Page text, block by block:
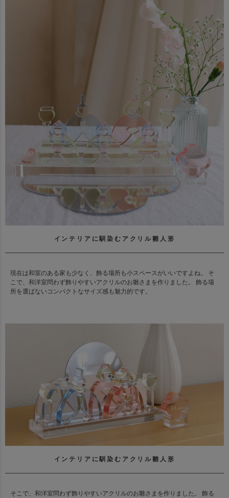
インテリアに馴染むアクリル雛人形
現在は和室のある家も少なく、飾る場所も小スペースがいいですよね。 そ
こで、和洋室問わず飾りやすいアクリルのお雛さまを作りました。 飾る場
所を選ばないコンパクトなサイズ感も魅力的です。
インテリアに馴染むアクリル雛人形
そこで、和洋室問わず飾りやすいアクリルのお雛さまを作りました。 飾る